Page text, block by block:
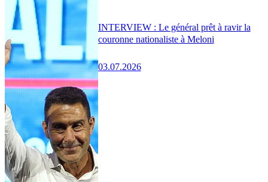
INTERVIEW : Le général prêt à ravir la
couronne nationaliste à Meloni
03.07.2026